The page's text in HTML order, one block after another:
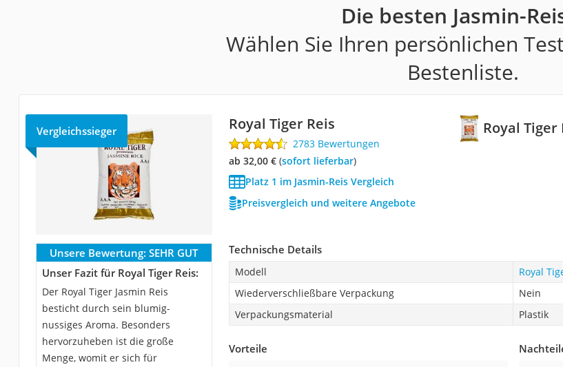
Die besten Jasmin-
Wählen Sie Ihren persönlichen
Bestenliste.
Royal Tiger
Vergleichssieger Royal Tiger Reis
2783 Bewertungen
ab 32,00 €( Sofort lieferbar)
Platz 1 im Jasmin-Reis Vergleich
Preisvergleich und weitere Angebote
Unsere Bewertung: SEHR GUT
Unser Fazit für Royal Tiger Reis:
Der Royal Tiger Jasmin Reis
besticht durch sein blumig-
nussiges Aroma. Besonders
hervorzuheben ist die große
Menge, womit er sich für
Technische Details
Modell
Royal
Wiederverschließbare Verpackung
Nein
Verpackungsmaterial
Plastik
Vorteile